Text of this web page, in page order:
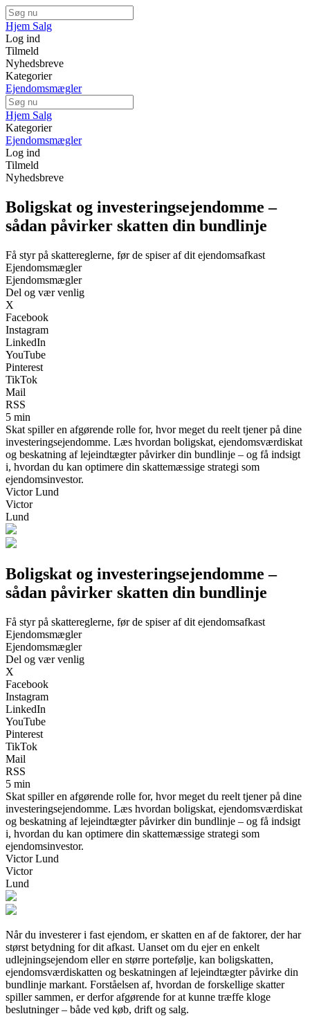
Hjem Salg
Log ind
Tilmeld
Nyhedsbreve
Kategorier
Ejendomsmægler
Hjem Salg
Kategorier
Ejendomsmægler
Log ind
Tilmeld
Nyhedsbreve
Boligskat og investeringsejendomme –
sådan påvirker skatten din bundlinje
Få styr på skattereglerne, før de spiser af dit ejendomsafkast
Ejendomsmægler
Ejendomsmægler
Del og vær venlig
X
Facebook
Instagram
LinkedIn
YouTube
Pinterest
TikTok
Mail
RSS
5 min
Skat spiller en afgørende rolle for, hvor meget du reelt tjener på dine
investeringsejendomme. Læs hvordan boligskat, ejendomsværdiskat
og beskatning af lejeindtægter påvirker din bundlinje – og få indsigt
i, hvordan du kan optimere din skattemæssige strategi som
ejendomsinvestor.
Victor Lund
Victor
Lund
Boligskat og investeringsejendomme –
sådan påvirker skatten din bundlinje
Få styr på skattereglerne, før de spiser af dit ejendomsafkast
Ejendomsmægler
Ejendomsmægler
Del og vær venlig
X
Facebook
Instagram
LinkedIn
YouTube
Pinterest
TikTok
Mail
RSS
5 min
Skat spiller en afgørende rolle for, hvor meget du reelt tjener på dine
investeringsejendomme. Læs hvordan boligskat, ejendomsværdiskat
og beskatning af lejeindtægter påvirker din bundlinje – og få indsigt
i, hvordan du kan optimere din skattemæssige strategi som
ejendomsinvestor.
Victor Lund
Victor
Lund
Når du investerer i fast ejendom, er skatten en af de faktorer, der har
størst betydning for dit afkast. Uanset om du ejer en enkelt
udlejningsejendom eller en større portefølje, kan boligskatten,
ejendomsværdiskatten og beskatningen af lejeindtægter påvirke din
bundlinje markant. Forståelsen af, hvordan de forskellige skatter
spiller sammen, er derfor afgørende for at kunne træffe kloge
beslutninger – både ved køb, drift og salg.